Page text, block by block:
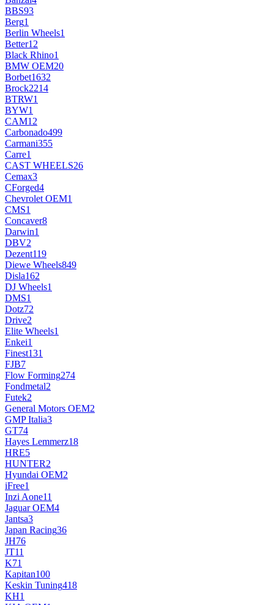
BBS93
Berg1
Berlin Wheels1
Better12
Black Rhino1
BMW OEM20
Borbet1632
Brock2214
BTRW1
BYW1
CAM12
Carbonado499
Carmani355
Carre1
CAST WHEELS26
Cemax3
CForged4
Chevrolet OEM1
CMS1
Concaver8
Darwin1
DBV2
Dezent119
Diewe Wheels849
Disla162
DJ Wheels1
DMS1
Dotz72
Drive2
Elite Wheels1
Enkei1
Finest131
FJB7
Flow Forming274
Fondmetal2
Futek2
General Motors OEM2
GMP Italia3
GT74
Hayes Lemmerz18
HRE5
HUNTER2
Hyundai OEM2
iFree1
Inzi Aone11
Jaguar OEM4
Jantsa3
Japan Racing36
JH76
JT11
K71
Kapitan100
Keskin Tuning418
KH1